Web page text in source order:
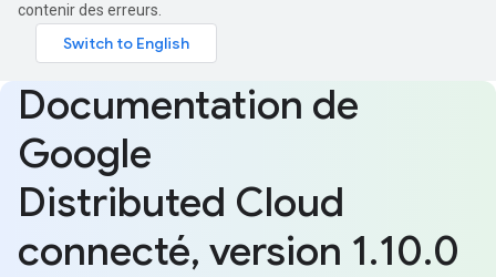
contenir des erreurs.
Documentation de
Google
Distributed Cloud
connecté, version 1.10.0